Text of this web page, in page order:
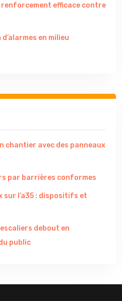
efficace contre
en milieu
chantier avec des panneaux
par barrières conformes
l’a35 : dispositifs et
debout en
public